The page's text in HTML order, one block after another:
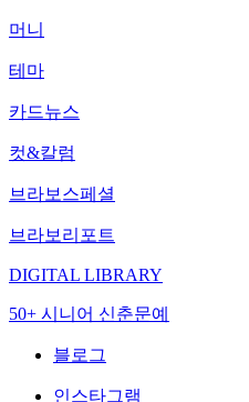
머니
테마
카드뉴스
컷&칼럼
브라보스페셜
브라보리포트
DIGITAL LIBRARY
50+ 시니어 신춘문예
블로그
인스타그램